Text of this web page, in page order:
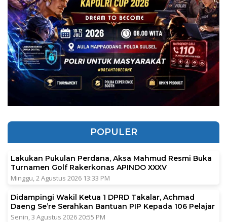
POPULER
Lakukan Pukulan Perdana, Aksa Mahmud Resmi Buka
Turnamen Golf Rakerkonas APINDO XXXV
Minggu, 2 Agustus 2026 13:33 PM
Didampingi Wakil Ketua 1 DPRD Takalar, Achmad
Daeng Se’re Serahkan Bantuan PIP Kepada 106 Pelajar
Senin, 3 Agustus 2026 20:55 PM